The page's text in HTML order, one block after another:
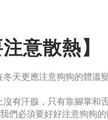
意散熱】
天更應注意狗狗的體溫
有汗腺，只有靠腳掌和
們必須要好好注意狗狗